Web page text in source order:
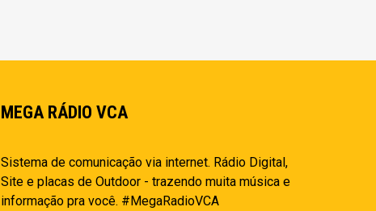
MEGA RÁDIO VCA
Sistema de comunicação via internet. Rádio Digital,
Site e placas de Outdoor - trazendo muita música e
informação pra você. #MegaRadioVCA